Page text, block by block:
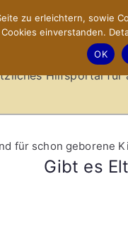
Hilfsportal für
Gibt es
für schon geborene
zu erleichtern, sowie
einverstanden.
OK